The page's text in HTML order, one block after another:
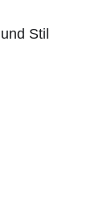
Stil